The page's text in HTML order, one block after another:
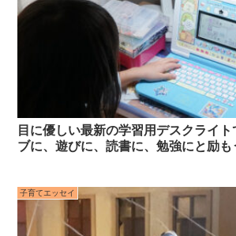
目に優しい最新の学習用デスクライ
ブに、遊びに、読書に、勉強にと励も
子育てエッセイ